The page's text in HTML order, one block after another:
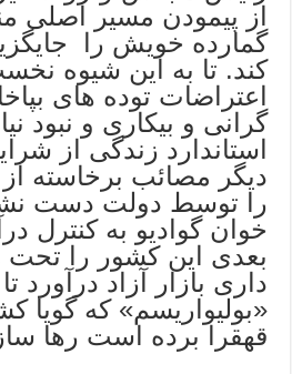
از پیمودن مسیر اصلی
گمارده خویش را
کند. تا به این شیوه
اعتراضات توده های
گرانی و بیکاری و نبود
استاندارد زندگی از
دیگر مصائب برخاسته
را توسط دولت دست
خوان گوادیو به کنترل
بعدی این کشور را تحت
داری بازار آزاد درآورد
«بولیواریسم» که گویا
قهقرا برده است رها